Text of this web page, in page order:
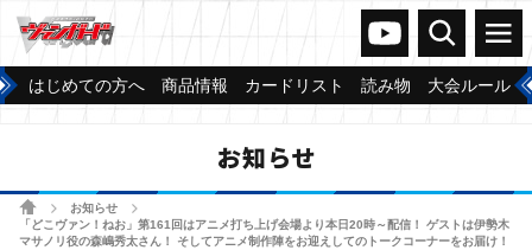
ヴァンガードch
検索 メニュー
はじめての方へ 商品情報 カードリスト 読み物 大会ルール
お知らせ
ホームお知らせ
「どこヴァン！ねお」第161回はアニメ打ち上げ会場より本日20時～配信！ ゲストは伊勢木
マサノリ役の森嶋秀太さん！ そしてアニメ制作陣をお迎えしてのトークコーナーをお届け！